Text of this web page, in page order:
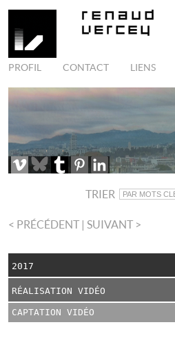
PROFIL CONTACT LIENS
TRIER
< PRÉCÉDENT | SUIVANT >
2017
RÉALISATION VIDÉO
CAPTATION VIDÉO